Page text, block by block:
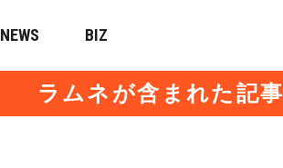
NEWS BIZ
ラムネが含まれた記事